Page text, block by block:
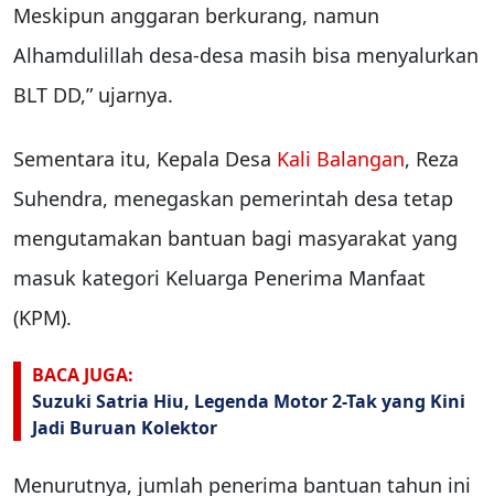
Meskipun anggaran berkurang, namun
Alhamdulillah desa-desa masih bisa menyalurkan
BLT DD,” ujarnya.
Sementara itu, Kepala Desa Kali Balangan, Reza
Suhendra, menegaskan pemerintah desa tetap
mengutamakan bantuan bagi masyarakat yang
masuk kategori Keluarga Penerima Manfaat
(KPM).
BACA JUGA:
Suzuki Satria Hiu, Legenda Motor 2-Tak yang Kini
Jadi Buruan Kolektor
Menurutnya, jumlah penerima bantuan tahun ini